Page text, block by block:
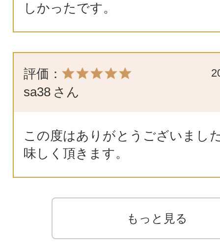
しかったです。
評価：
sa38 さん
この度はありがとうございまし
味しく頂きます。
もっと見る